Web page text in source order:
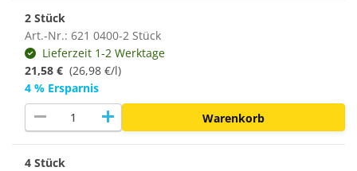
2 Stück
Art.-Nr.: 621 0400-2 Stück
Lieferzeit 1-2 Werktage
21,58 € (26,98 €/l)
4 % Ersparnis
remove add Warenkorb
4 Stück